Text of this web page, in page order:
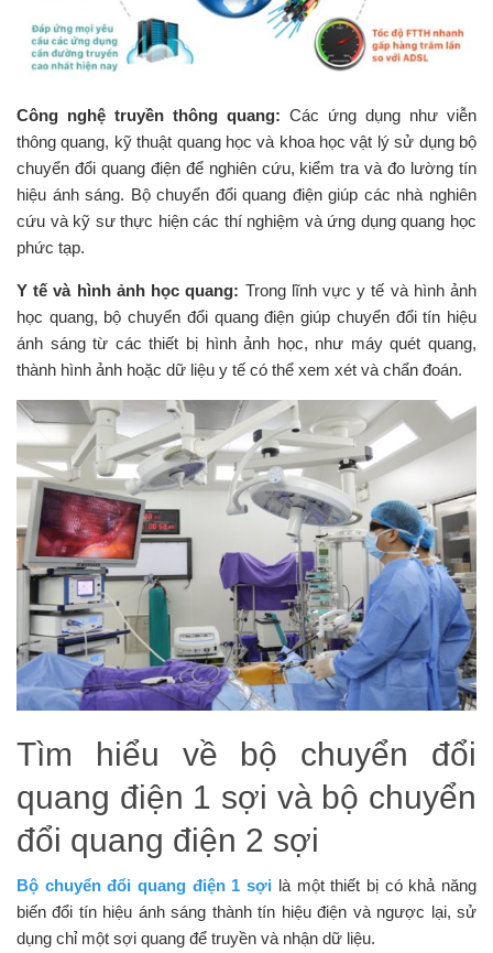
Công nghệ truyền thông quang: Các ứng dụng như viễn
thông quang, kỹ thuật quang học và khoa học vật lý sử dụng bộ
chuyển đổi quang điện để nghiên cứu, kiểm tra và đo lường tín
hiệu ánh sáng. Bộ chuyển đổi quang điện giúp các nhà nghiên
cứu và kỹ sư thực hiện các thí nghiệm và ứng dụng quang học
phức tạp.
Y tế và hình ảnh học quang: Trong lĩnh vực y tế và hình ảnh
học quang, bộ chuyển đổi quang điện giúp chuyển đổi tín hiệu
ánh sáng từ các thiết bị hình ảnh học, như máy quét quang,
thành hình ảnh hoặc dữ liệu y tế có thể xem xét và chẩn đoán.
Tìm hiểu về bộ chuyển đổi
quang điện 1 sợi và bộ chuyển
đổi quang điện 2 sợi
Bộ chuyển đổi quang điện 1 sợi là một thiết bị có khả năng
biến đổi tín hiệu ánh sáng thành tín hiệu điện và ngược lại, sử
dụng chỉ một sợi quang để truyền và nhận dữ liệu.